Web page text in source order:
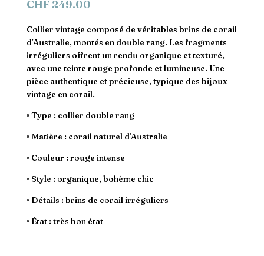
CHF249.00
Collier vintage composé de véritables brins de corail
d’Australie, montés en double rang. Les fragments
irréguliers offrent un rendu organique et texturé,
avec une teinte rouge profonde et lumineuse. Une
pièce authentique et précieuse, typique des bijoux
vintage en corail.
◦ Type : collier double rang
◦ Matière : corail naturel d’Australie
◦ Couleur : rouge intense
◦ Style : organique, bohème chic
◦ Détails : brins de corail irréguliers
◦ État : très bon état